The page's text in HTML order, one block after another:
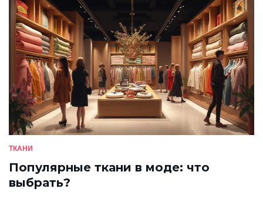
выбрать лучший гардероб для прогулок на свежем
воздухе.
ТКАНИ
Популярные ткани в моде: что
выбрать?